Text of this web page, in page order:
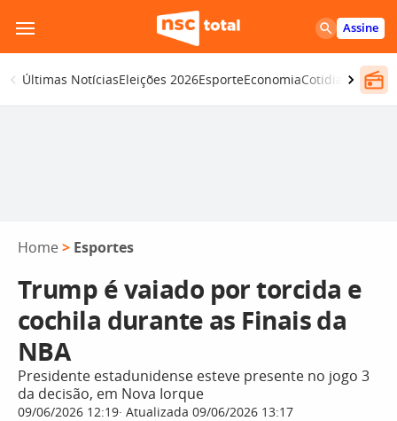
para
o
conteúdo
Assine
Últimas NotíciasEleições 2026EsporteEconomiaCotidiano
Home > Esportes
Trump é vaiado por torcida e
cochila durante as Finais da
NBA
Presidente estadunidense esteve presente no jogo 3
da decisão, em Nova Iorque
09/06/2026 12:19 Atualizada 09/06/2026 13:17